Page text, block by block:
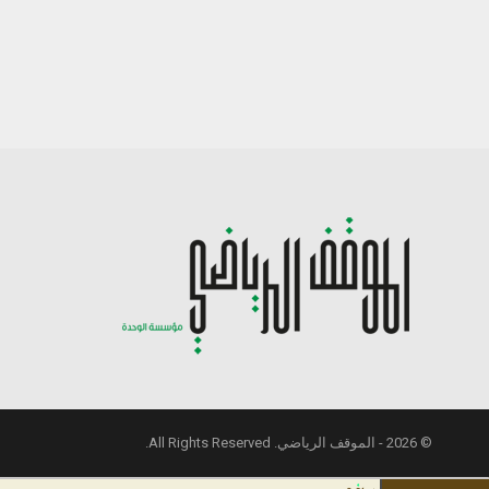
© 2026 - الموقف الرياضي. All Rights Reserved.